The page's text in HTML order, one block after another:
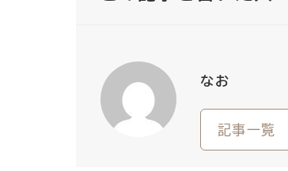
なお
記事一覧